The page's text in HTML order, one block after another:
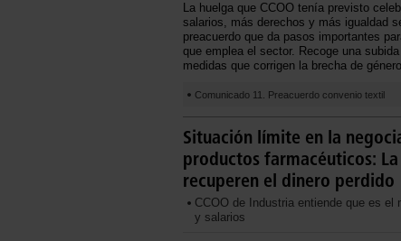
La huelga que CCOO tenía previsto
salarios, más derechos y más igualdad
preacuerdo que da pasos importantes
que emplea el sector. Recoge una
medidas que corrigen la brecha de
Comunicado 11. Preacuerdo convenio textil
Situación límite en la
productos farmacéuticos:
recuperen el dinero perdido
CCOO de Industria entiende que es
y salarios